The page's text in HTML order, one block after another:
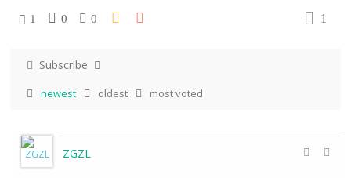
1 0 0 1
Subscribe
newest oldest most voted
ZGZL